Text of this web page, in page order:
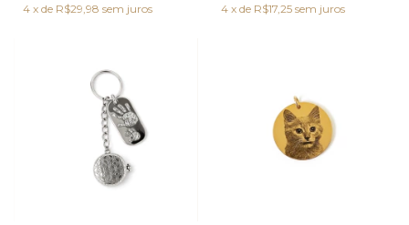
4 x de R$29,98 sem juros 4 x de R$17,25 sem juros